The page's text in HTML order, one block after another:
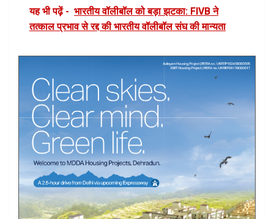
यह भी पढ़ें - भारतीय वॉलीबॉल को बड़ा झटका: FIVB ने
तत्काल प्रभाव से रद्द की भारतीय वॉलीबॉल संघ की मान्यता